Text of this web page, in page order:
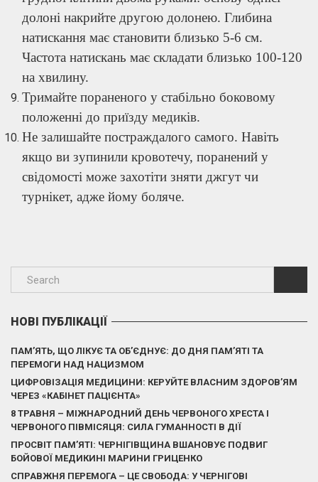
долоні накрийте другою долонею. Глибина
натискання має становити близько 5-6 см.
Частота натискань має складати близько 100-120
на хвилину.
Тримайте пораненого у стабільно боковому
положенні до приїзду медиків.
Не залишайте постраждалого самого. Навіть
якщо ви зупинили кровотечу, поранений у
свідомості може захотіти зняти джгут чи
турнікет, адже йому боляче.
НОВІ ПУБЛІКАЦІЇ
ПАМ’ЯТЬ, ЩО ЛІКУЄ ТА ОБ’ЄДНУЄ: ДО ДНЯ ПАМ’ЯТІ ТА
ПЕРЕМОГИ НАД НАЦИЗМОМ
ЦИФРОВІЗАЦІЯ МЕДИЦИНИ: КЕРУЙТЕ ВЛАСНИМ ЗДОРОВ’ЯМ
ЧЕРЕЗ «КАБІНЕТ ПАЦІЄНТА»
8 ТРАВНЯ – МІЖНАРОДНИЙ ДЕНЬ ЧЕРВОНОГО ХРЕСТА І
ЧЕРВОНОГО ПІВМІСЯЦЯ: СИЛА ГУМАННОСТІ В ДІЇ
ПРОСВІТ ПАМ’ЯТІ: ЧЕРНІГІВЩИНА ВШАНОВУЄ ПОДВИГ
БОЙОВОЇ МЕДИКИНІ МАРИНИ ГРИЦЕНКО
СПРАВЖНЯ ПЕРЕМОГА – ЦЕ СВОБОДА: У ЧЕРНІГОВІ